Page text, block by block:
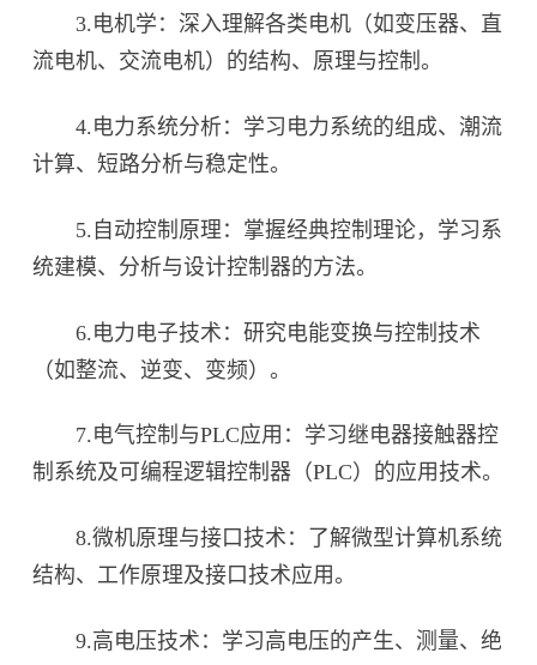
3.电机学：深入理解各类电机（如变压器、直
流电机、交流电机）的结构、原理与控制。
4.电力系统分析：学习电力系统的组成、潮流
计算、短路分析与稳定性。
5.自动控制原理：掌握经典控制理论，学习系
统建模、分析与设计控制器的方法。
6.电力电子技术：研究电能变换与控制技术
（如整流、逆变、变频）。
7.电气控制与PLC应用：学习继电器接触器控
制系统及可编程逻辑控制器（PLC）的应用技术。
8.微机原理与接口技术：了解微型计算机系统
结构、工作原理及接口技术应用。
9.高电压技术：学习高电压的产生、测量、绝